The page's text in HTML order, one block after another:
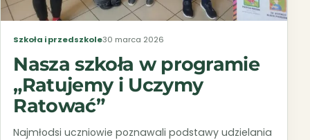
Szkoła i przedszkole30 marca 2026
Nasza szkoła w programie
„Ratujemy i Uczymy
Ratować”
Najmłodsi uczniowie poznawali podstawy udzielania